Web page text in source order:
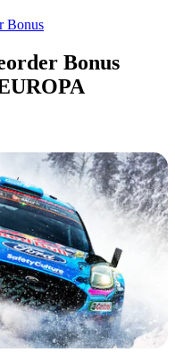
Bonus
Bonus